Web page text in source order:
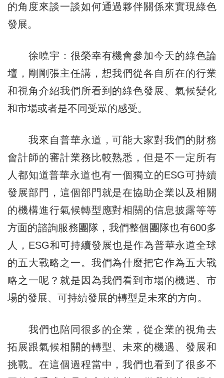
的角度來談一談如何通過夥伴關係來實現綠色
發展。
徐曉宇：很榮幸有機會參加今天的綠色論
壇，剛剛張主任講，想我們從各自所在的行業
和視角介紹我們所看到的綠色發展、氣候變化
和市場或者是不同受眾的感受。
我來自普華永道，可能大家對我們的財務
會計師的審計業務比較熟悉，但是不一定所有
人都知道普華永道也有一個獨立的ESG可持續
發展部門，這個部門就是在協助企業以及相關
的機構進行氣候轉型應對相關的信息披露等等
方面的諮詢服務團隊，我們整個團隊也有600多
人，ESG和可持續發展也是作為普華永道全球
的五大戰略之一。我們為什麼把它作為五大戰
略之一呢？就是因為我們看到市場的機遇、市
場的發展、可持續發展的轉型是未來的方向。
我們也陪同很多的企業，從企業的視角去
拓展跟氣候相關的轉型、未來的機遇、發展和
挑戰。在這個過程當中，我們也看到了很多不